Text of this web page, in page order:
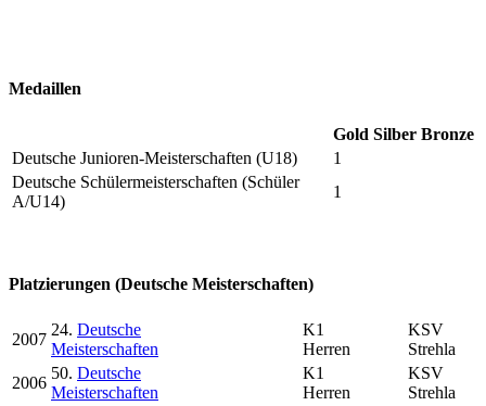
Medaillen
Gold Silber Bronze
Deutsche Junioren-Meisterschaften (U18)
1
Deutsche Schülermeisterschaften (Schüler
A/U14)
1
Platzierungen (Deutsche Meisterschaften)
2007
24. Deutsche
Meisterschaften
K1
Herren
KSV
Strehla
2006
50. Deutsche
Meisterschaften
K1
Herren
KSV
Strehla